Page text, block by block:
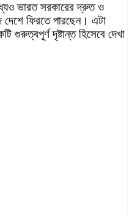
ভারত সরকারের দ্রুত ও
দেশে ফিরতে পারছেন। এটা
গুরুত্বপূর্ণ দৃষ্টান্ত হিসেবে দেখা